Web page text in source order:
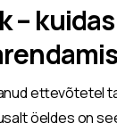
–
ettevõtetel
öeldes on